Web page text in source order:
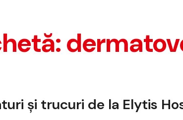
și trucuri de la Elytis